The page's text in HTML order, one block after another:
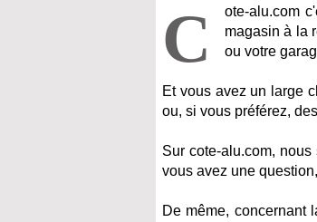
C
ote-alu.com
magasin à la
ou votre
Et vous avez un large
ou, si vous préférez,
Sur cote-alu.com,
vous avez une
De même, concernant